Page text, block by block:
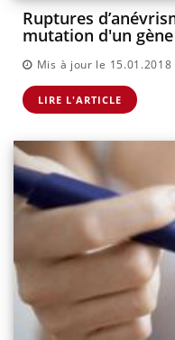
Ruptures
mutation d'un
Mis à jour le 15.01.2018
LIRE L'ARTICLE